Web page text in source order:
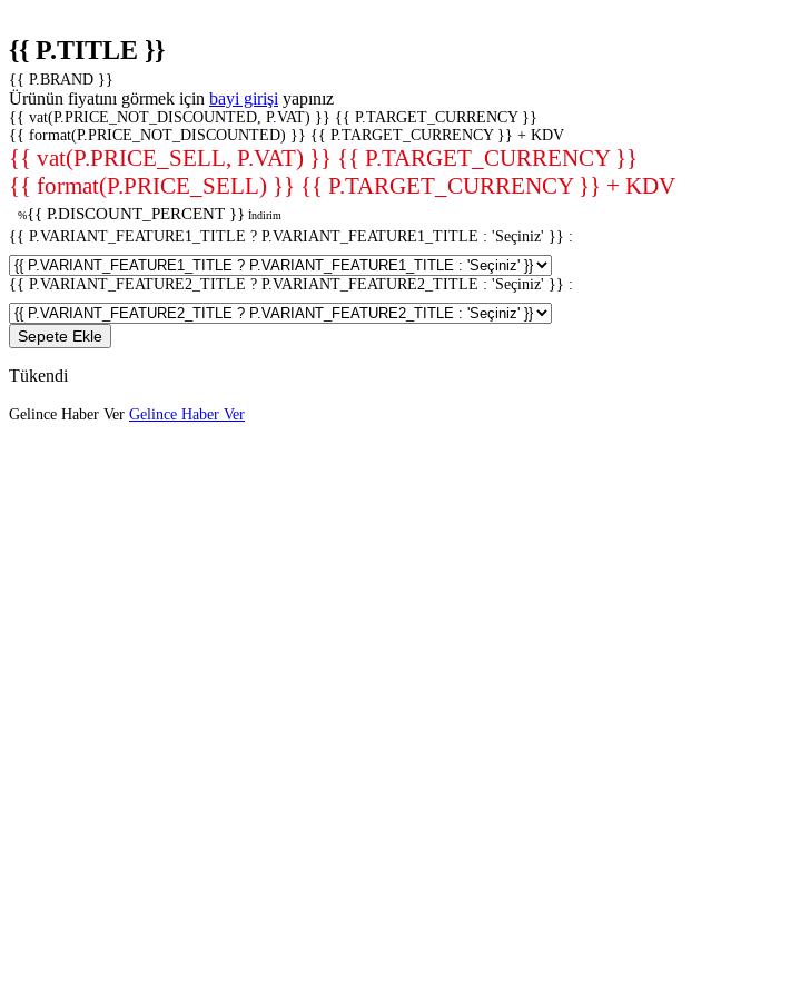
{{ P.TITLE }}
{{ P.BRAND }}
Ürünün fiyatını görmek için bayi girişi yapınız
{{ vat(P.PRICE_NOT_DISCOUNTED, P.VAT) }} {{ P.TARGET_CURRENCY }}
{{ format(P.PRICE_NOT_DISCOUNTED) }} {{ P.TARGET_CURRENCY }} + KDV
{{ vat(P.PRICE_SELL, P.VAT) }} {{ P.TARGET_CURRENCY }}
{{ format(P.PRICE_SELL) }} {{ P.TARGET_CURRENCY }} + KDV
%{{ P.DISCOUNT_PERCENT }} İndirim
{{ P.VARIANT_FEATURE1_TITLE ? P.VARIANT_FEATURE1_TITLE : 'Seçiniz' }} :
{{ P.VARIANT_FEATURE2_TITLE ? P.VARIANT_FEATURE2_TITLE : 'Seçiniz' }} :
Sepete Ekle
Tükendi
Gelince Haber Ver Gelince Haber Ver